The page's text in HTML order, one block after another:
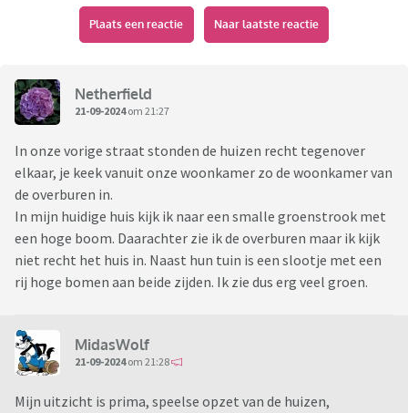
Plaats een reactie Naar laatste reactie
Netherfield
21-09-2024om 21:27
In onze vorige straat stonden de huizen recht tegenover
elkaar, je keek vanuit onze woonkamer zo de woonkamer van
de overburen in.
In mijn huidige huis kijk ik naar een smalle groenstrook met
een hoge boom. Daarachter zie ik de overburen maar ik kijk
niet recht het huis in. Naast hun tuin is een slootje met een
rij hoge bomen aan beide zijden. Ik zie dus erg veel groen.
MidasWolf
21-09-2024om 21:28
Mijn uitzicht is prima, speelse opzet van de huizen,